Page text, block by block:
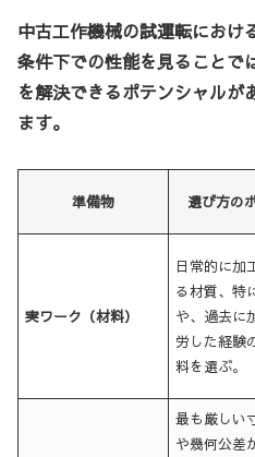
中古工作機械の試運転におけ
条件下での性能を見ることで
を解決できるポテンシャルが
ます。
準備物 選び方の
実ワーク（材料）
日常的に加
る材質、特
や、過去に
労した経験
料を選ぶ。
最も厳しい
や幾何公差